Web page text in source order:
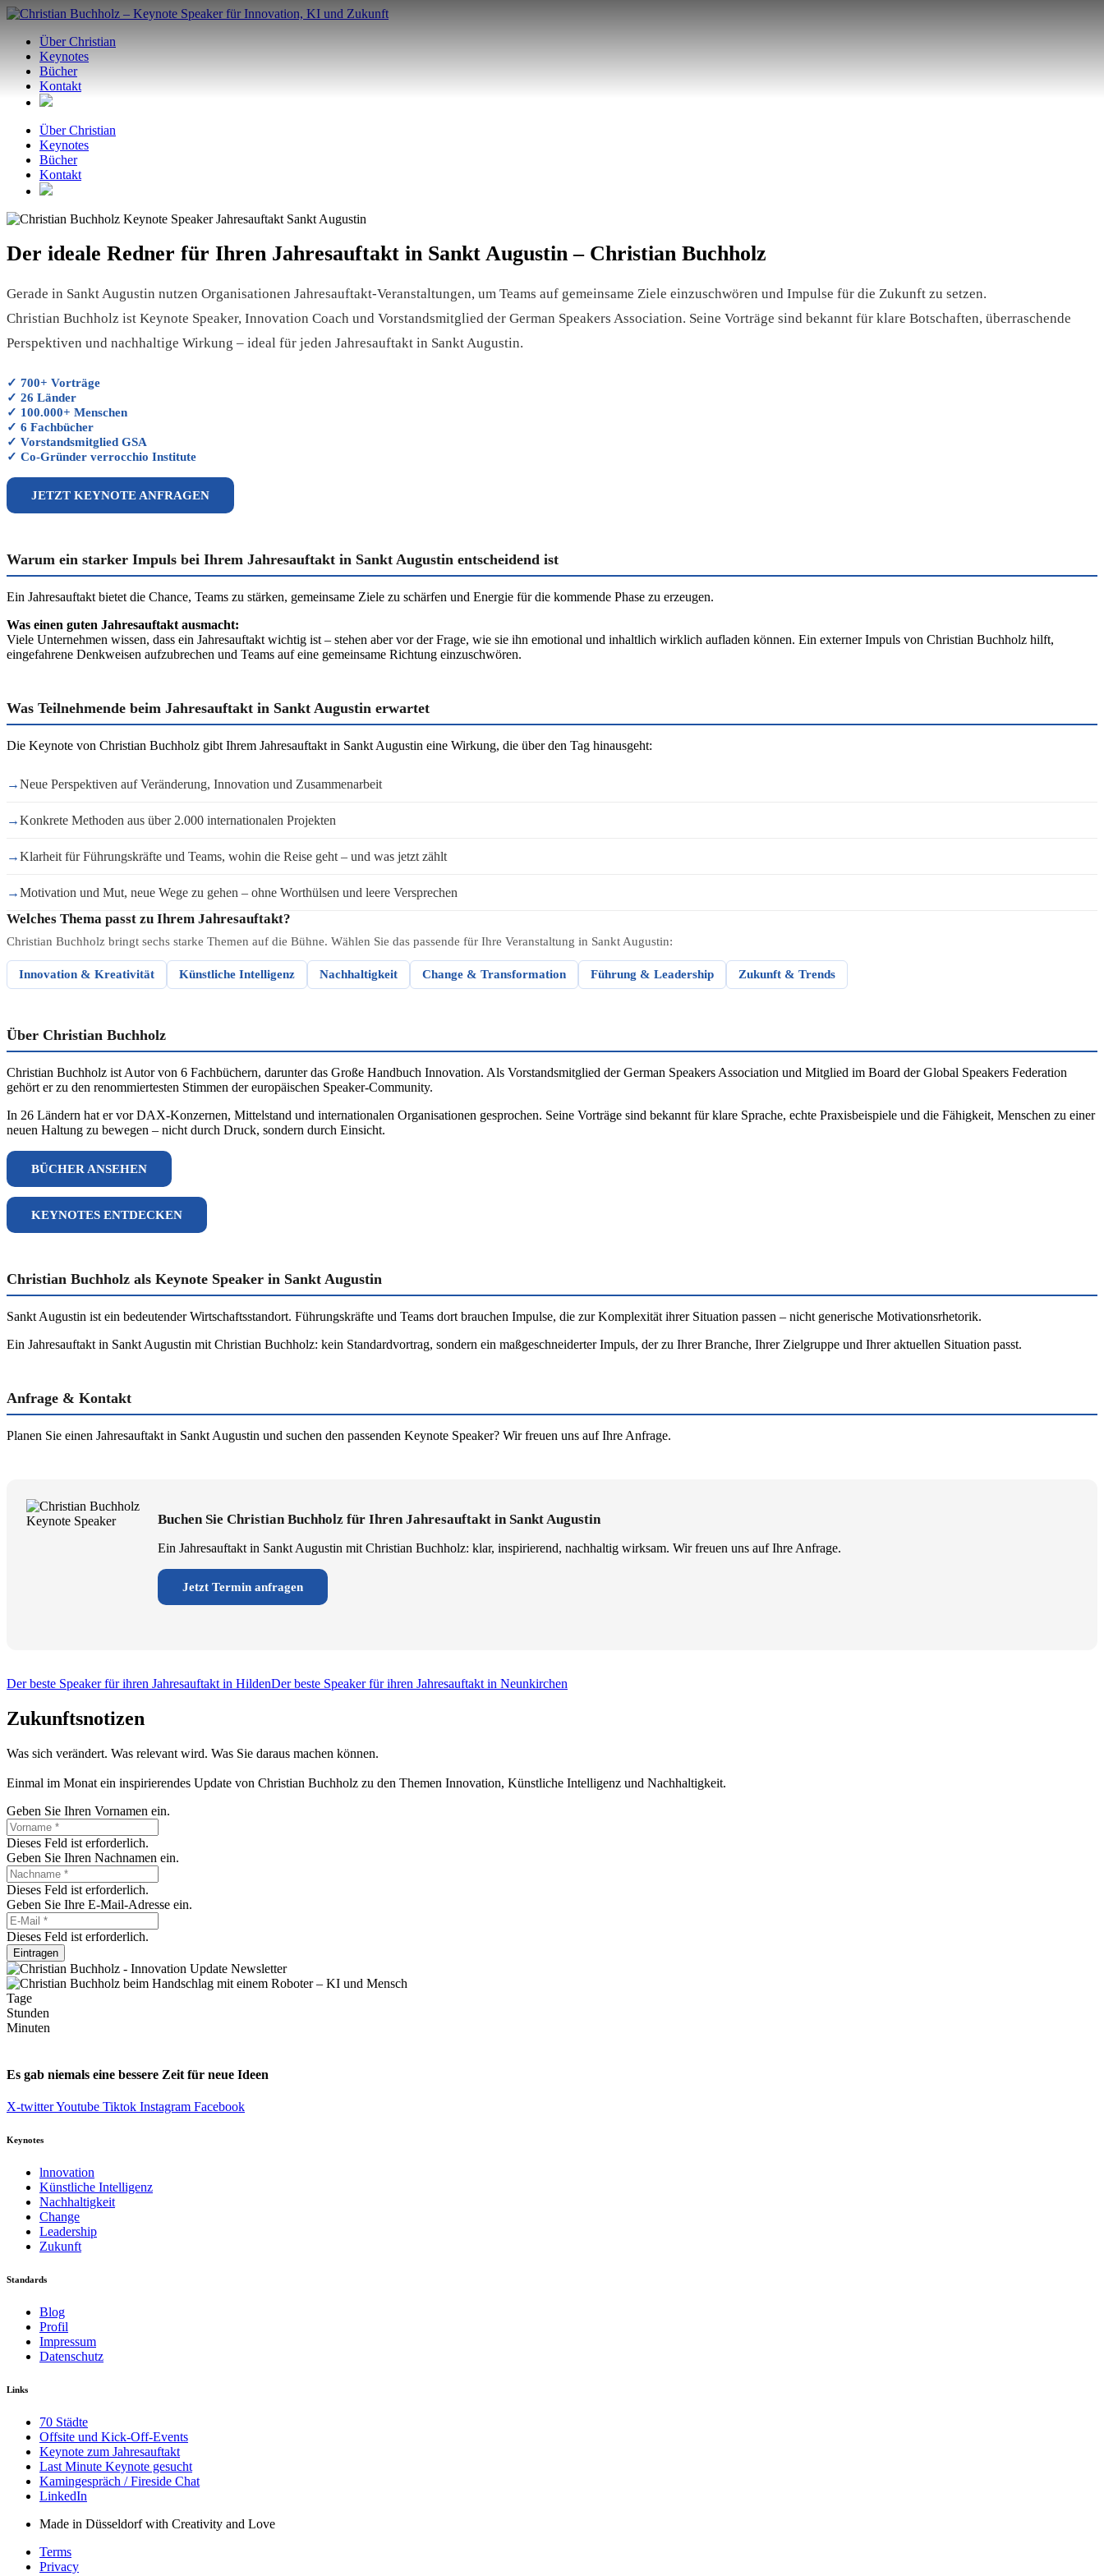
Zum
springenÜber Christian
Keynotes
Bücher
Kontakt
Über Christian
Keynotes
Bücher
Kontakt
Der ideale Redner für Ihren Jahresauftakt in Sankt Augustin – Christian Buchholz
Gerade in Sankt Augustin nutzen Organisationen Jahresauftakt-Veranstaltungen, um Teams auf gemeinsame Ziele einzuschwören und Impulse für die Zukunft zu setzen.
Christian Buchholz ist Keynote Speaker, Innovation Coach und Vorstandsmitglied der German Speakers Association. Seine Vorträge sind bekannt für klare Botschaften, überraschende
Perspektiven und nachhaltige Wirkung – ideal für jeden Jahresauftakt in Sankt Augustin.
✓ 700+ Vorträge
✓ 26 Länder
✓ 100.000+ Menschen
✓ 6 Fachbücher
✓ Vorstandsmitglied GSA
✓ Co-Gründer verrocchio Institute
JETZT KEYNOTE ANFRAGEN
Warum ein starker Impuls bei Ihrem Jahresauftakt in Sankt Augustin entscheidend ist
Ein Jahresauftakt bietet die Chance, Teams zu stärken, gemeinsame Ziele zu schärfen und Energie für die kommende Phase zu erzeugen.
Was einen guten Jahresauftakt ausmacht:
Viele Unternehmen wissen, dass ein Jahresauftakt wichtig ist – stehen aber vor der Frage, wie sie ihn emotional und inhaltlich wirklich aufladen können. Ein externer Impuls von Christian Buchholz hilft,
eingefahrene Denkweisen aufzubrechen und Teams auf eine gemeinsame Richtung einzuschwören.
Was Teilnehmende beim Jahresauftakt in Sankt Augustin erwartet
Die Keynote von Christian Buchholz gibt Ihrem Jahresauftakt in Sankt Augustin eine Wirkung, die über den Tag hinausgeht:
→Neue Perspektiven auf Veränderung, Innovation und Zusammenarbeit
→Konkrete Methoden aus über 2.000 internationalen Projekten
→Klarheit für Führungskräfte und Teams, wohin die Reise geht – und was jetzt zählt
→Motivation und Mut, neue Wege zu gehen – ohne Worthülsen und leere Versprechen
Welches Thema passt zu Ihrem Jahresauftakt?
Christian Buchholz bringt sechs starke Themen auf die Bühne. Wählen Sie das passende für Ihre Veranstaltung in Sankt Augustin:
Innovation & Kreativität Künstliche Intelligenz Nachhaltigkeit Change & Transformation Führung & Leadership Zukunft & Trends
Über Christian Buchholz
Christian Buchholz ist Autor von 6 Fachbüchern, darunter das Große Handbuch Innovation. Als Vorstandsmitglied der German Speakers Association und Mitglied im Board der Global Speakers Federation
gehört er zu den renommiertesten Stimmen der europäischen Speaker-Community.
In 26 Ländern hat er vor DAX-Konzernen, Mittelstand und internationalen Organisationen gesprochen. Seine Vorträge sind bekannt für klare Sprache, echte Praxisbeispiele und die Fähigkeit, Menschen zu einer
neuen Haltung zu bewegen – nicht durch Druck, sondern durch Einsicht.
BÜCHER ANSEHEN
KEYNOTES ENTDECKEN
Christian Buchholz als Keynote Speaker in Sankt Augustin
Sankt Augustin ist ein bedeutender Wirtschaftsstandort. Führungskräfte und Teams dort brauchen Impulse, die zur Komplexität ihrer Situation passen – nicht generische Motivationsrhetorik.
Ein Jahresauftakt in Sankt Augustin mit Christian Buchholz: kein Standardvortrag, sondern ein maßgeschneiderter Impuls, der zu Ihrer Branche, Ihrer Zielgruppe und Ihrer aktuellen Situation passt.
Anfrage & Kontakt
Planen Sie einen Jahresauftakt in Sankt Augustin und suchen den passenden Keynote Speaker? Wir freuen uns auf Ihre Anfrage.
Buchen Sie Christian Buchholz für Ihren Jahresauftakt in Sankt Augustin
Ein Jahresauftakt in Sankt Augustin mit Christian Buchholz: klar, inspirierend, nachhaltig wirksam. Wir freuen uns auf Ihre Anfrage.
Jetzt Termin anfragen
Der beste Speaker für ihren Jahresauftakt in HildenDer beste Speaker für ihren Jahresauftakt in Neunkirchen
Zukunftsnotizen
Was sich verändert. Was relevant wird. Was Sie daraus machen können.
Einmal im Monat ein inspirierendes Update von Christian Buchholz zu den Themen Innovation, Künstliche Intelligenz und Nachhaltigkeit.
Geben Sie Ihren Vornamen ein.
Dieses Feld ist erforderlich.
Geben Sie Ihren Nachnamen ein.
Dieses Feld ist erforderlich.
Geben Sie Ihre E-Mail-Adresse ein.
Dieses Feld ist erforderlich.
Eintragen
Tage
Stunden
Minuten
Es gab niemals eine bessere Zeit für neue Ideen
X-twitterYoutube Tiktok Instagram Facebook
Keynotes
lnnovation
Künstliche Intelligenz
Nachhaltigkeit
Change
Leadership
Zukunft
Standards
Blog
Profil
Impressum
Datenschutz
Links
70 Städte
Offsite und Kick-Off-Events
Keynote zum Jahresauftakt
Last Minute Keynote gesucht
Kamingespräch / Fireside Chat
LinkedIn
Made in Düsseldorf with Creativity and Love
Terms
Privacy